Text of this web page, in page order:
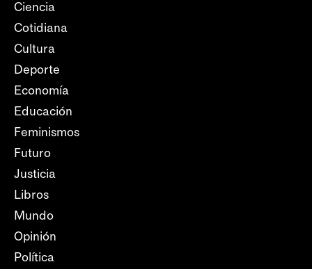
Ciencia
Cotidiana
Cultura
Deporte
Economía
Educación
Feminismos
Futuro
Justicia
Libros
Mundo
Opinión
Política